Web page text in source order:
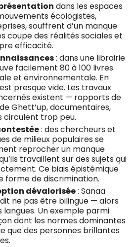
dans les espaces
écologistes,
souffrent d’un manque
coupe des réalités sociales et
efficacité.
: dans une librairie
facilement 80 à 100 livres
et environnementale. En
presque vide. Les travaux
existent — rapports de
Ghett’up, documentaires,
circulent trop peu.
: des chercheurs et
de milieux populaires se
reprocher un manque
travaillent sur des sujets qui
Ce biais épistémique
forme de discrimination.
dévalorisée: Sanaa
ne pas être bilingue — alors
langues. Un exemple parmi
dont les normes dominantes
que des personnes brillantes